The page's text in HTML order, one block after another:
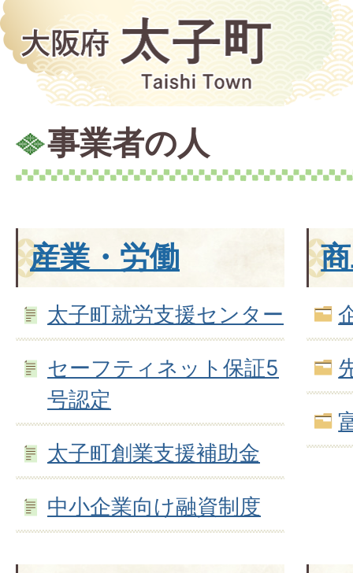
事業者の人
産業・労働
太子町就労支援センター
セーフティネット保証5
号認定
太子町創業支援補助金
中小企業向け融資制度